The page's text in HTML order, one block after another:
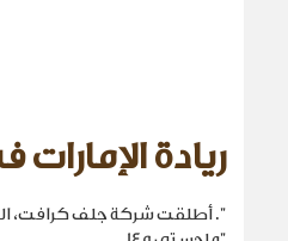
ريادة
". أطلقت شركة جلف كرافت،